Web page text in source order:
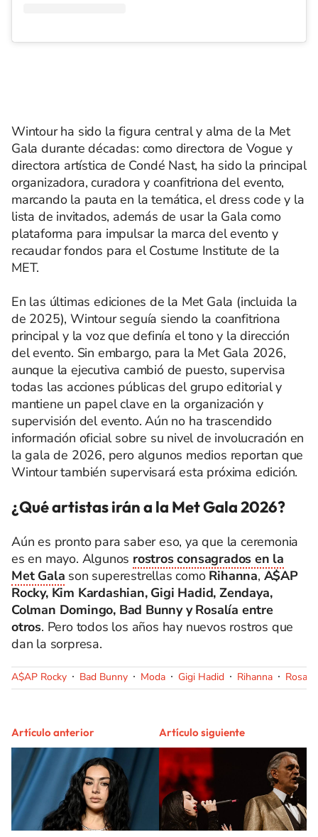
Wintour ha sido la figura central y alma de la Met
Gala durante décadas: como directora de Vogue y
directora artística de Condé Nast, ha sido la principal
organizadora, curadora y coanfitriona del evento,
marcando la pauta en la temática, el dress code y la
lista de invitados, además de usar la Gala como
plataforma para impulsar la marca del evento y
recaudar fondos para el Costume Institute de la
MET.
En las últimas ediciones de la Met Gala (incluida la
de 2025), Wintour seguía siendo la coanfitriona
principal y la voz que definía el tono y la dirección
del evento. Sin embargo, para la Met Gala 2026,
aunque la ejecutiva cambió de puesto, supervisa
todas las acciones públicas del grupo editorial y
mantiene un papel clave en la organización y
supervisión del evento. Aún no ha trascendido
información oficial sobre su nivel de involucración en
la gala de 2026, pero algunos medios reportan que
Wintour también supervisará esta próxima edición.
¿Qué artistas irán a la Met Gala 2026?
Aún es pronto para saber eso, ya que la ceremonia
es en mayo. Algunos rostros consagrados en la
Met Gala son superestrellas como Rihanna, A$AP
Rocky, Kim Kardashian, Gigi Hadid, Zendaya,
Colman Domingo, Bad Bunny y Rosalía entre
otros. Pero todos los años hay nuevos rostros que
dan la sorpresa.
A$AP Rocky Bad Bunny Moda Gigi Hadid Rihanna Rosalía
Artículo anterior Artículo siguiente